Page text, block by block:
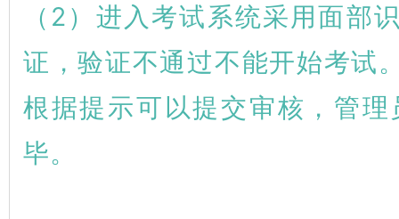
（2）进入考试系统采用面部
证，验证不通过不能开始考试
根据提示可以提交审核，管
毕。